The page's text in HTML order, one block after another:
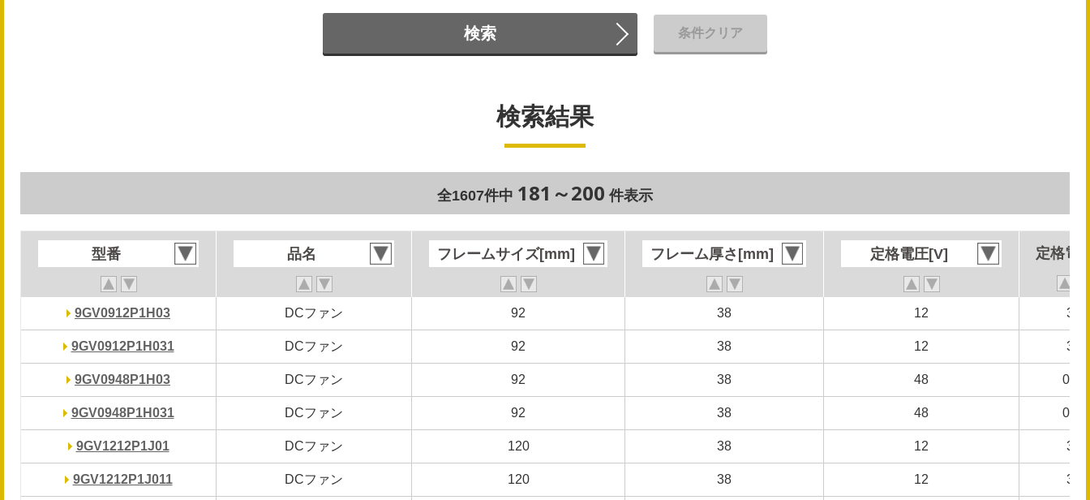
検索 条件クリア
検索結果
全1607件中 181～200 件表示
型番 品名 フレームサイズ[mm] フレーム厚さ[mm] 定格電圧[V] 定格電
9GV0912P1H03 DCファン 92 38 12 3.5
9GV0912P1H031 DCファン 92 38 12 3.5
9GV0948P1H03 DCファン 92 38 48 0.82
9GV0948P1H031 DCファン 92 38 48 0.82
9GV1212P1J01 DCファン 120 38 12 3.0
9GV1212P1J011 DCファン 120 38 12 3.0
型番 品名 フレームサイズ[mm] フレーム厚さ[mm] 定格電圧[V] 定格電
9GV0912P1H03 DCファン 92 38 12 3.5
9GV0912P1H031 DCファン 92 38 12 3.5
9GV0948P1H03 DCファン 92 38 48 0.82
9GV0948P1H031 DCファン 92 38 48 0.82
9GV1212P1J01 DCファン 120 38 12 3.0
9GV1212P1J011 DCファン 120 38 12 3.0